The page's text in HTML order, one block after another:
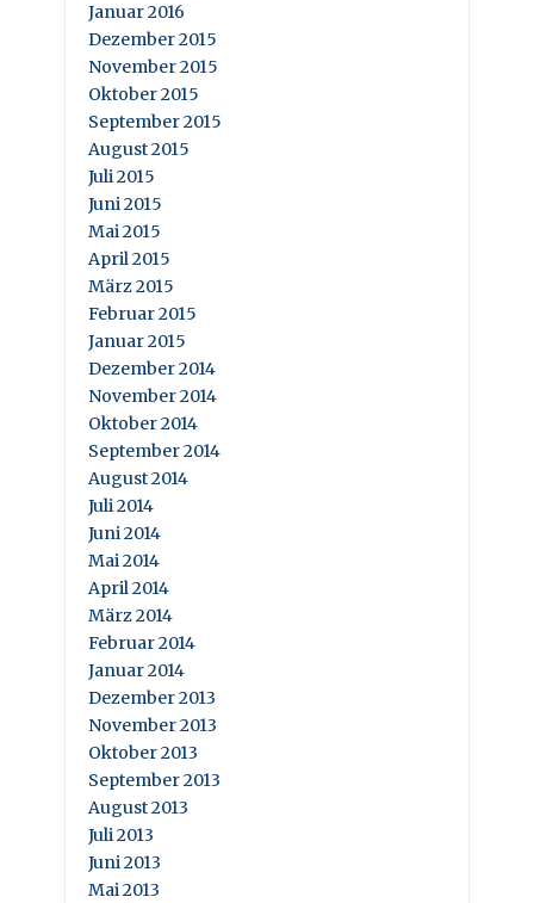
Januar 2016
Dezember 2015
November 2015
Oktober 2015
September 2015
August 2015
Juli 2015
Juni 2015
Mai 2015
April 2015
März 2015
Februar 2015
Januar 2015
Dezember 2014
November 2014
Oktober 2014
September 2014
August 2014
Juli 2014
Juni 2014
Mai 2014
April 2014
März 2014
Februar 2014
Januar 2014
Dezember 2013
November 2013
Oktober 2013
September 2013
August 2013
Juli 2013
Juni 2013
Mai 2013